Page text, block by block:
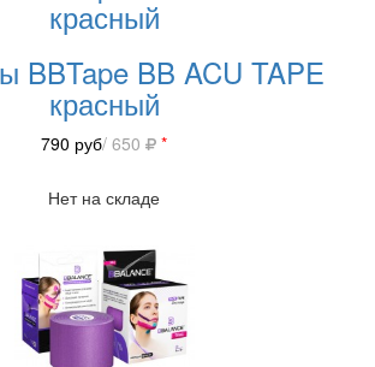
красный
BBTape BB ACU TAPE
красный
790 руб/ 650 *
Нет на складе